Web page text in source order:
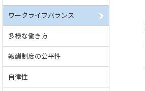
ワークライフバランス
多様な働き方
報酬制度の公平性
自律性